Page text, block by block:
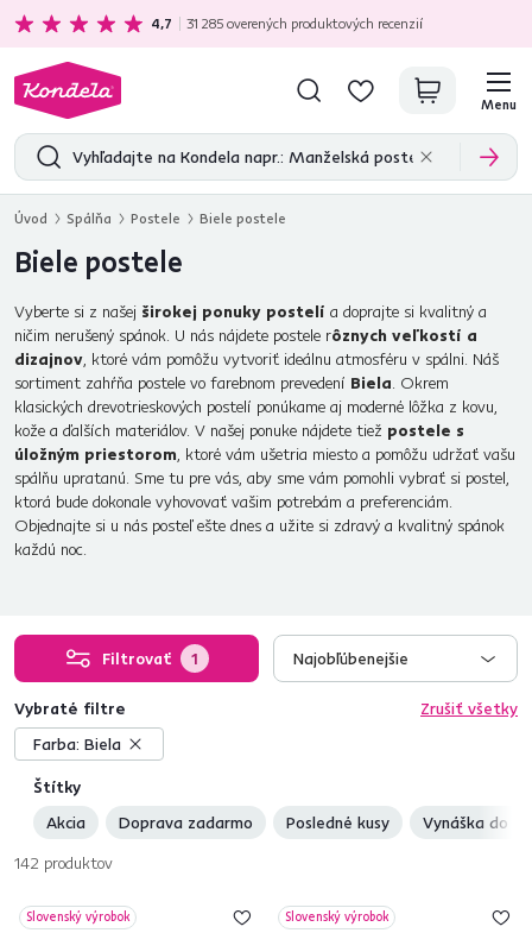
Ekologická doprava zadarmo nad 199 €
4,7 31 285 overených produktových recenzií
Menu
Úvod Spálňa Postele Biele postele
Biele postele
Vyberte si z našej širokej ponuky postelí a doprajte si kvalitný a
ničim nerušený spánok. U nás nájdete postele rôznych veľkostí a
dizajnov, ktoré vám pomôžu vytvoriť ideálnu atmosféru v spálni. Náš
sortiment zahŕňa postele vo farebnom prevedení Biela. Okrem
klasických drevotrieskových postelí ponúkame aj moderné lôžka z kovu,
kože a ďalších materiálov. V našej ponuke nájdete tiež postele s
úložným priestorom, ktoré vám ušetria miesto a pomôžu udržať vašu
spálňu upratanú. Sme tu pre vás, aby sme vám pomohli vybrať si postel,
ktorá bude dokonale vyhovovať vašim potrebám a preferenciám.
Objednajte si u nás posteľ ešte dnes a užite si zdravý a kvalitný spánok
každú noc.
Filtrovať 1 Najobľúbenejšie
Štítky
Akcia
Doprava zadarmo Posledné kusy Vynáška do
Vybraté filtre
Zrušiť všetky
Farba: Biela
142 produktov
Slovenský výrobok Slovenský výrobok